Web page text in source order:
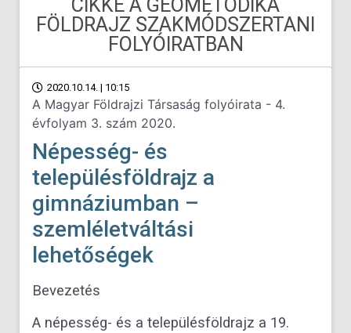
CIKKE A GEOMETODIKA
FÖLDRAJZ SZAKMÓDSZERTANI
FOLYÓIRATBAN
2020.10.14. | 10:15
A Magyar Földrajzi Társaság folyóirata - 4.
évfolyam 3. szám 2020.
Népesség- és
településföldrajz a
gimnáziumban –
szemléletváltási
lehetőségek
Bevezetés
A népesség- és a településföldrajz a 19.